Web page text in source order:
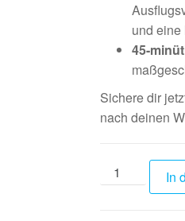
und eine
45-
Sichere dir
nach deinen
In